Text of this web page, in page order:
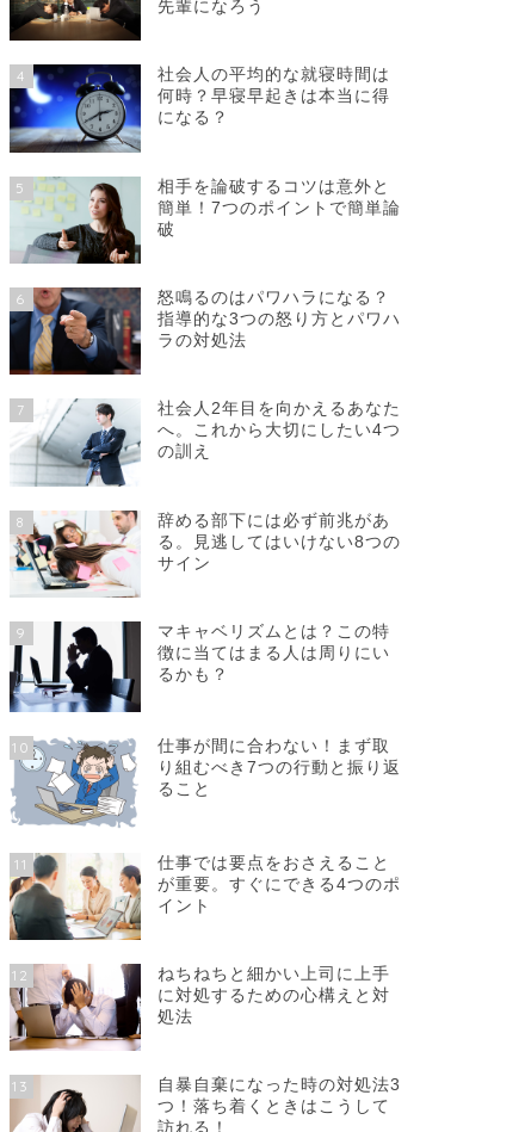
先輩になろう
4
社会人の平均的な就寝時間は
何時？早寝早起きは本当に得
になる？
5
相手を論破するコツは意外と
簡単！7つのポイントで簡単論
破
6
怒鳴るのはパワハラになる？
指導的な3つの怒り方とパワハ
ラの対処法
7
社会人2年目を向かえるあなた
へ。これから大切にしたい4つ
の訓え
8
辞める部下には必ず前兆があ
る。見逃してはいけない8つの
サイン
9
マキャベリズムとは？この特
徴に当てはまる人は周りにい
るかも？
10
仕事が間に合わない！まず取
り組むべき7つの行動と振り返
ること
11
仕事では要点をおさえること
が重要。すぐにできる4つのポ
イント
12
ねちねちと細かい上司に上手
に対処するための心構えと対
処法
13
自暴自棄になった時の対処法3
つ！落ち着くときはこうして
訪れる！